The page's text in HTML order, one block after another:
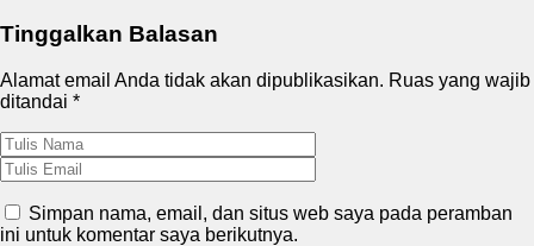
Tinggalkan Balasan
Alamat email Anda tidak akan dipublikasikan. Ruas yang wajib
ditandai *
Simpan nama, email, dan situs web saya pada peramban
ini untuk komentar saya berikutnya.